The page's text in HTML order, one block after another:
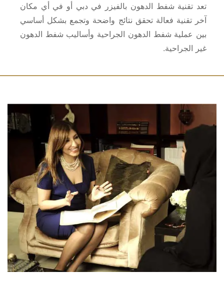
تعد تقنية شفط الدهون بالفيزر في دبي أو في أي مكان
آخر تقنية فعالة تحقق نتائج واضحة وتجمع بشكل أساسي
بين عملية شفط الدهون الجراحية وأساليب شفط الدهون
غير الجراحية.